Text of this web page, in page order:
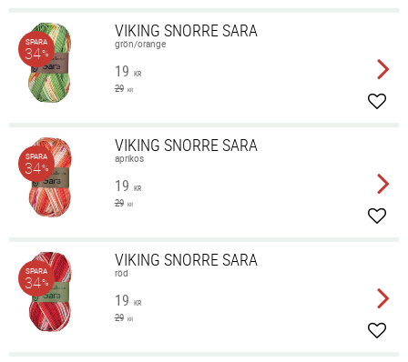
VIKING SNORRE SARA
grön/orange
19 KR
29 KR
SPARA
34%
VIKING SNORRE SARA
aprikos
19 KR
29 KR
SPARA
34%
VIKING SNORRE SARA
röd
19 KR
29 KR
SPARA
34%